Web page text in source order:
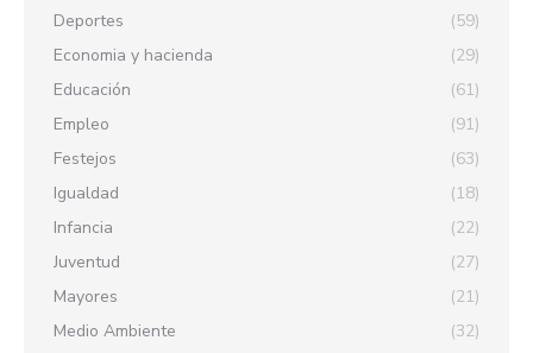
Deportes
(59)
Economia y hacienda
(29)
Educación
(61)
Empleo
(91)
Festejos
(63)
Igualdad
(18)
Infancia
(22)
Juventud
(27)
Mayores
(21)
Medio Ambiente
(32)